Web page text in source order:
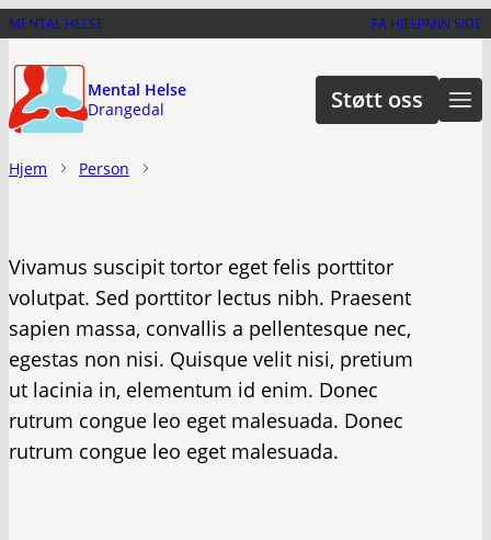
Hopp
hovedinnhold
MENTAL HELSE FÅ HJELPMIN SIDE
Mental Helse
Drangedal
Støtt oss
Hjem Person
Vivamus suscipit tortor eget felis porttitor
volutpat. Sed porttitor lectus nibh. Praesent
sapien massa, convallis a pellentesque nec,
egestas non nisi. Quisque velit nisi, pretium
ut lacinia in, elementum id enim. Donec
rutrum congue leo eget malesuada. Donec
rutrum congue leo eget malesuada.